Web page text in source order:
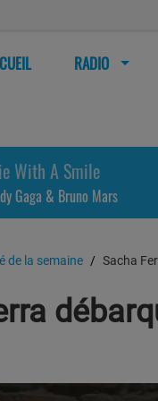
RADIO
With A Smile
Gaga & Bruno Mars
de la semaine Sacha